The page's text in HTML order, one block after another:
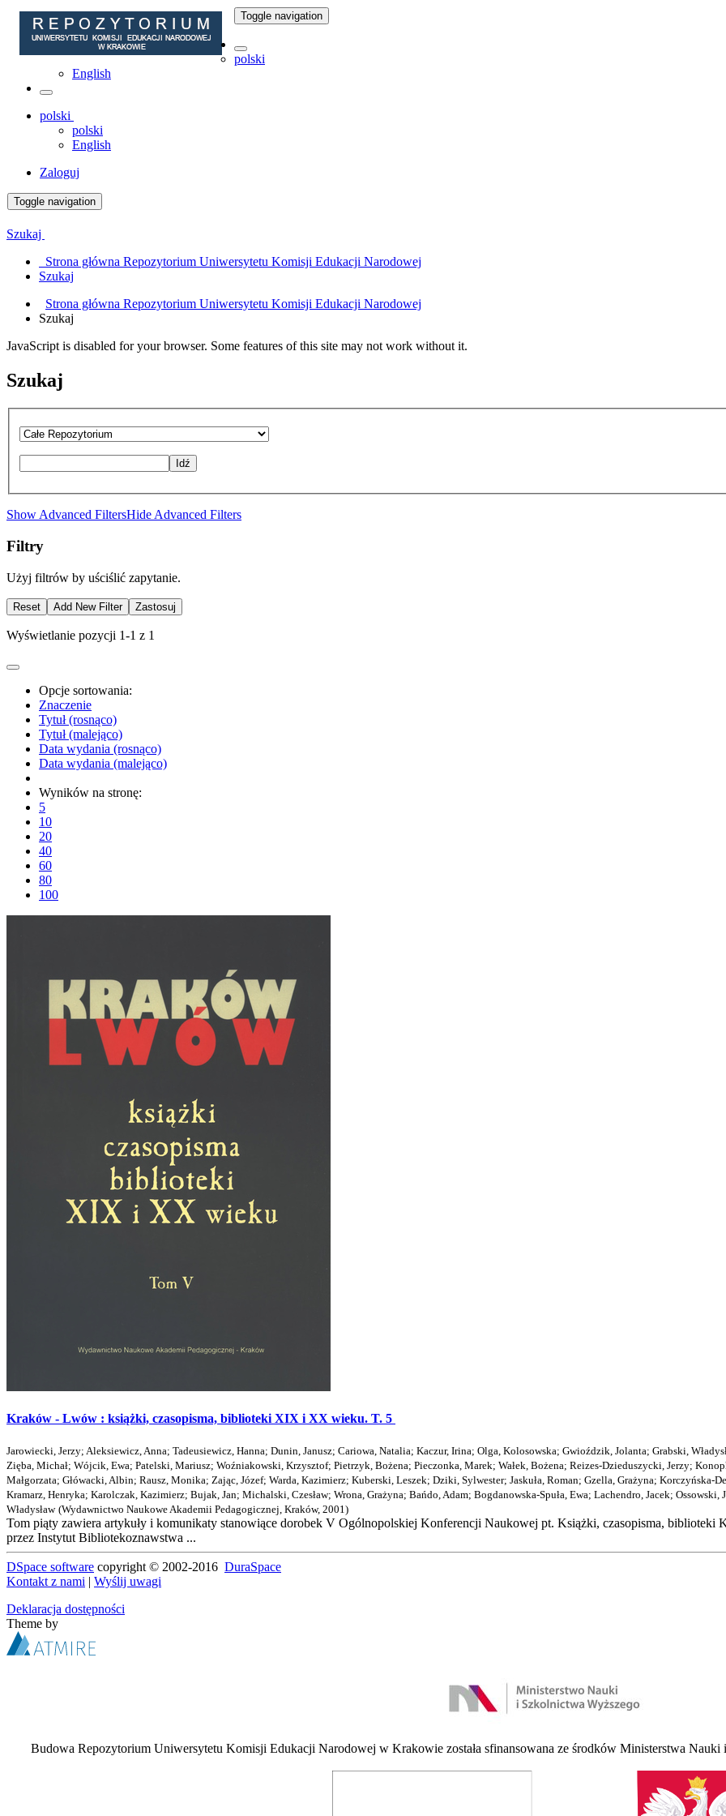
Toggle navigation
polski
English
polski
polski
English
Zaloguj
Toggle navigation
Szukaj
Strona główna Repozytorium Uniwersytetu Komisji Edukacji Narodowej
Szukaj
Strona główna Repozytorium Uniwersytetu Komisji Edukacji Narodowej
Szukaj
JavaScript is disabled for your browser. Some features of this site may not work without it.
Szukaj
Idź
Show Advanced FiltersHide Advanced Filters
Filtry
Użyj filtrów by uściślić zapytanie.
Reset Add New Filter Zastosuj
Wyświetlanie pozycji 1-1 z 1
Opcje sortowania:
Znaczenie
Tytuł (rosnąco)
Tytuł (malejąco)
Data wydania (rosnąco)
Data wydania (malejąco)
Wyników na stronę:
5
10
20
40
60
80
100
Kraków - Lwów : książki, czasopisma, biblioteki XIX i XX wieku. T. 5
Jarowiecki, Jerzy; Aleksiewicz, Anna; Tadeusiewicz, Hanna; Dunin, Janusz; Cariowa, Natalia; Kaczur, Irina; Olga, Kolosowska; Gwioździk, Jolanta; Grabski,
Zięba, Michał; Wójcik, Ewa; Patelski, Mariusz; Woźniakowski, Krzysztof; Pietrzyk, Bożena; Pieczonka, Marek; Wałek, Bożena; Reizes-Dzieduszycki, Jerzy;
Małgorzata; Główacki, Albin; Rausz, Monika; Zając, Józef; Warda, Kazimierz; Kuberski, Leszek; Dziki, Sylwester; Jaskuła, Roman; Gzella, Grażyna; Korczyńska-
Kramarz, Henryka; Karolczak, Kazimierz; Bujak, Jan; Michalski, Czesław; Wrona, Grażyna; Bańdo, Adam; Bogdanowska-Spuła, Ewa; Lachendro, Jacek; Ossowski,
Władysław (Wydawnictwo Naukowe Akademii Pedagogicznej, Kraków, 2001)
Tom piąty zawiera artykuły i komunikaty stanowiące dorobek V Ogólnopolskiej Konferencji Naukowej pt. Książki, czasopisma,
przez Instytut Bibliotekoznawstwa ...
DSpace software copyright © 2002-2016 DuraSpace
Kontakt z nami | Wyślij uwagi
Deklaracja dostępności
Theme by
Budowa Repozytorium Uniwersytetu Komisji Edukacji Narodowej w Krakowie została sfinansowana ze środków Ministerstwa Nauki